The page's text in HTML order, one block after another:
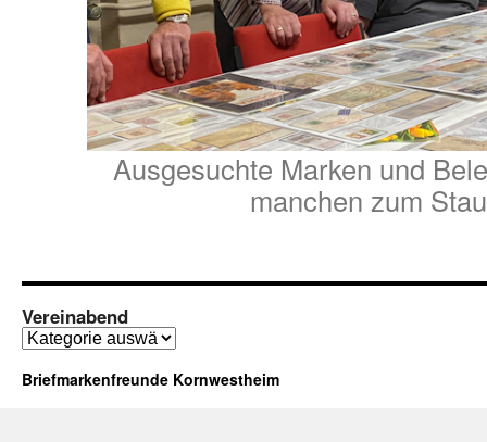
Ausgesuchte Marken und
manchen zum
Vereinabend
Vereinabend
Briefmarkenfreunde Kornwestheim